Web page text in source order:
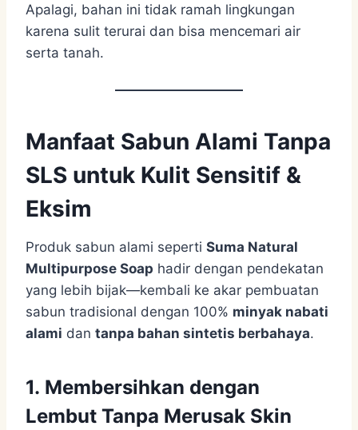
Apalagi, bahan ini tidak ramah lingkungan
karena sulit terurai dan bisa mencemari air
serta tanah.
Manfaat Sabun Alami Tanpa
SLS untuk Kulit Sensitif &
Eksim
Produk sabun alami seperti Suma Natural
Multipurpose Soap hadir dengan pendekatan
yang lebih bijak—kembali ke akar pembuatan
sabun tradisional dengan 100% minyak nabati
alami dan tanpa bahan sintetis berbahaya.
1. Membersihkan dengan
Lembut Tanpa Merusak Skin